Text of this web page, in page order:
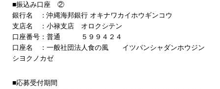
■振込み口座 ②
銀行名 ：沖縄海邦銀行 オキナワカイホウギンコウ
支店名 ：小禄支店 オロクシテン
口座番号：普通 ５９９４２４
口座名 ：一般社団法人食の風 イツパンシャダンホウジン
シヨクノカゼ
■応募受付期間